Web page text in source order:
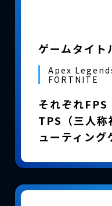
ゲームタイト
Apex
FORTNITE
それぞれFPS
TPS（三人称
ューティング